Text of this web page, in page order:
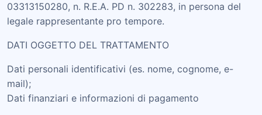
03313150280, n. R.E.A. PD n. 302283, in persona del
legale rappresentante pro tempore.
DATI OGGETTO DEL TRATTAMENTO
Dati personali identificativi (es. nome, cognome, e-
mail);
Dati finanziari e informazioni di pagamento